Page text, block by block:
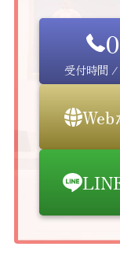
受付時間